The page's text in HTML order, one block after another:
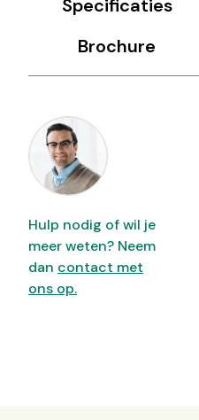
Hulp nodig of wil je
meer weten? Neem
dan contact met
ons op.
Specificaties
Brochure